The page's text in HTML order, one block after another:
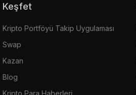
Keşfet
Kripto Portföyü Takip Uygulaması
Swap
Kazan
Blog
Kripto Para Haberleri